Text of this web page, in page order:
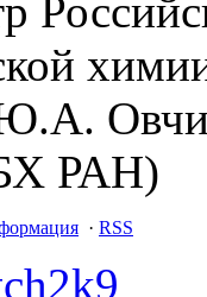
РАН)
· RSS